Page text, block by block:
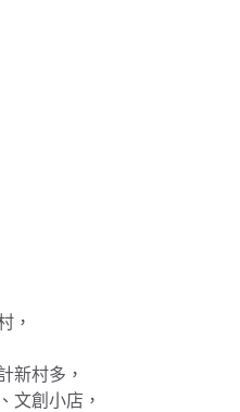
，
新村多，
文創小店，